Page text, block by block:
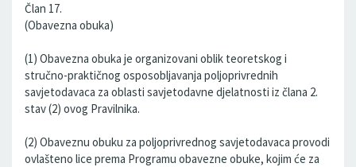
Član 17.
(Obavezna obuka)
(1) Obavezna obuka je organizovani oblik teoretskog i
stručno-praktičnog osposobljavanja poljoprivrednih
savjetodavaca za oblasti savjetodavne djelatnosti iz člana 2.
stav (2) ovog Pravilnika.
(2) Obaveznu obuku za poljoprivrednog savjetodavaca provodi
ovlašteno lice prema Programu obavezne obuke, kojim će za